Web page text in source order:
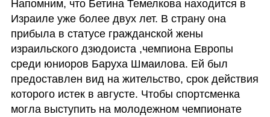
Напомним, что Бетина Темелкова находится в
Израиле уже более двух лет. В страну она
прибыла в статусе гражданской жены
израильского дзюдоиста ,чемпиона Европы
среди юниоров Баруха Шмаилова. Ей был
предоставлен вид на жительство, срок действия
которого истек в августе. Чтобы спортсменка
могла выступить на молодежном чемпионате